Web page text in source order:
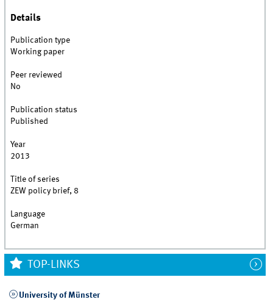
Details
Publication type
Working paper
Peer reviewed
No
Publication status
Published
Year
2013
Title of series
ZEW policy brief, 8
Language
German
TOP-LINKS
University of Münster